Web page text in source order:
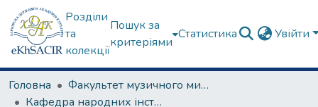
Розділи
та
колекції
Пошук за
критеріями
Статистика Увійти
Головна
Факультет музичного мистецтва
Кафедра народних інструментів